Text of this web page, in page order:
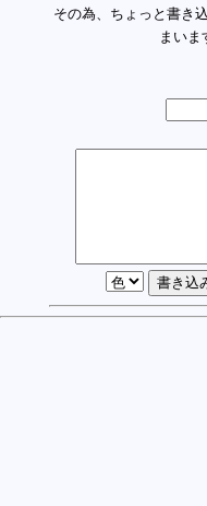
その為、ちょっと書き
まいま